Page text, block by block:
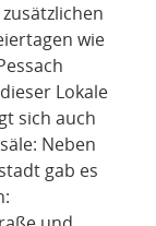
wie
Lokale
sich auch
Neben
gab es